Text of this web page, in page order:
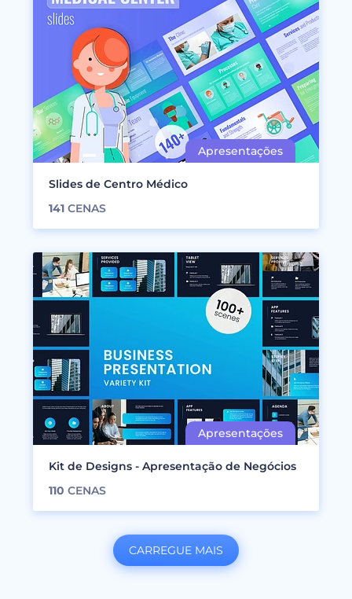
Slides de Centro Médico
141 CENAS
Kit de Designs - Apresentação de Negócios
110 CENAS
CARREGUE MAIS